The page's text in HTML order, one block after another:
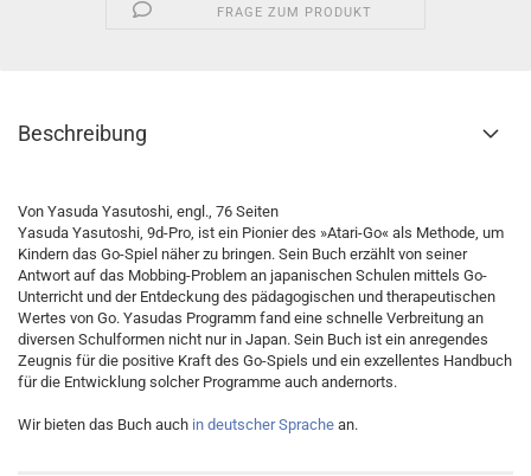
FRAGE ZUM PRODUKT
Beschreibung
Von Yasuda Yasutoshi, engl., 76 Seiten
Yasuda Yasutoshi, 9d-Pro, ist ein Pionier des »Atari-Go« als Methode, um
Kindern das Go-Spiel näher zu bringen. Sein Buch erzählt von seiner
Antwort auf das Mobbing-Problem an japanischen Schulen mittels Go-
Unterricht und der Entdeckung des pädagogischen und therapeutischen
Wertes von Go. Yasudas Programm fand eine schnelle Verbreitung an
diversen Schulformen nicht nur in Japan. Sein Buch ist ein anregendes
Zeugnis für die positive Kraft des Go-Spiels und ein exzellentes Handbuch
für die Entwicklung solcher Programme auch andernorts.
Wir bieten das Buch auch in deutscher Sprache an.